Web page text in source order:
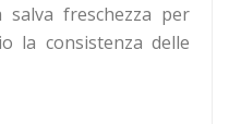
freschezza per
la consistenza delle